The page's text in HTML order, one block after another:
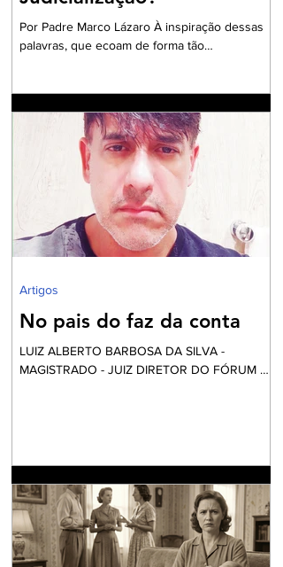
Por Padre Marco Lázaro À inspiração dessas
palavras, que ecoam de forma tão
debate eleitoral , impõe que seja aberto um
exaustivo debate sobre a parcela tão
necessitada de assistência e visibilidade
quanto às pessoas das comunidades
periféricas que vivem assoladas pela violência
e ineficiente assistência à saúde, frequente
falta de água e sob péssim
No pais do faz da conta
LUIZ ALBERTO BARBOSA DA SILVA -
MAGISTRADO - JUIZ DIRETOR DO FÓRUM DE
“É um dinheiro que é tirado do povo para
eleger alguns que vão tirar dinheiro do povo”.
Até parece um pleonasmo. O que acontece
atrás dos bastidores nem o diretor quer saber.
O roteiro é sempre o mesmo. Mexem-se as
peças do tabo
Artigos